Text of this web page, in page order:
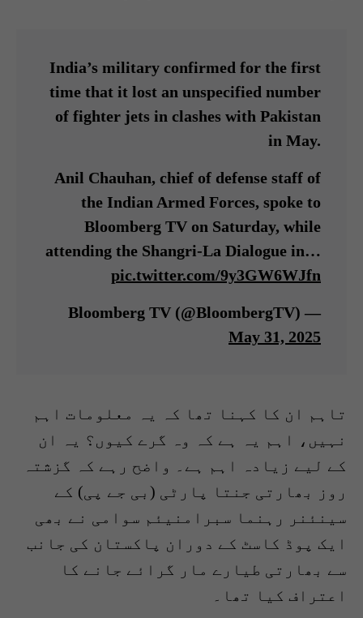
India’s military confirmed for the first
time that it lost an unspecified number
of fighter jets in clashes with Pakistan
in May.
Anil Chauhan, chief of defense staff of
the Indian Armed Forces, spoke to
Bloomberg TV on Saturday, while
attending the Shangri-La Dialogue in…
pic.twitter.com/9y3GW6WJfn
— Bloomberg TV (@BloombergTV)
May 31, 2025
تاہم ان کا کہنا تھا کہ یہ معلومات اہم
نہیں، اہم یہ ہے کہ وہ گرے کیوں؟ یہ ان
کے لیے زیادہ اہم ہے۔ واضح رہے کہ گزشتہ
روز بھارتی جنتا پارٹی (بی جے پی) کے
سینئنر رہنما سبرامنیئم سوامی نے بھی
ایک پوڈ کاسٹ کے دوران پاکستان کی جانب
سے بھارتی طیارے مار گرائے جانے کا
اعتراف کیا تھا۔